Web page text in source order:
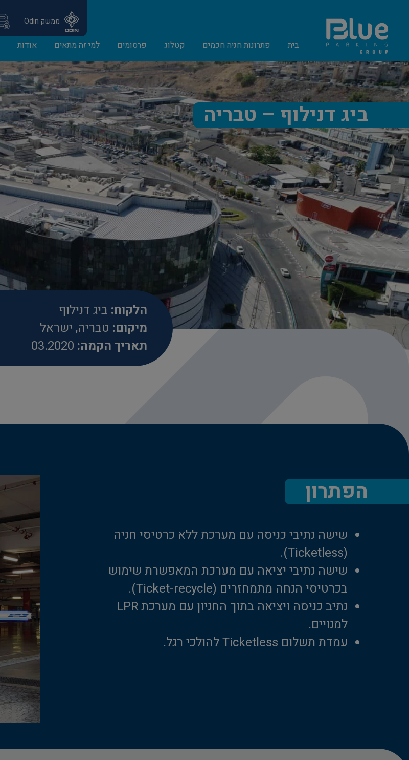
ממשק Odin
בית פתרונות חניה חכמים קטלוג פרסומים למי זה מתאים אודות
ביג דנילוף – טבריה
הלקוח: ביג דנילוף
מיקום: טבריה, ישראל
תאריך הקמה:
הפתרון
שישה נתיבי כניסה עם מערכת ללא כרטיסי חניה
(Ticketless).
שישה נתיבי יציאה עם מערכת המאפשרת שימוש
בכרטיסי הנחה מתמחזרים (Ticket-recycle).
נתיב כניסה ויציאה בתוך החניון עם מערכת LPR
למנויים.
עמדת תשלום Ticketless להולכי רגל.